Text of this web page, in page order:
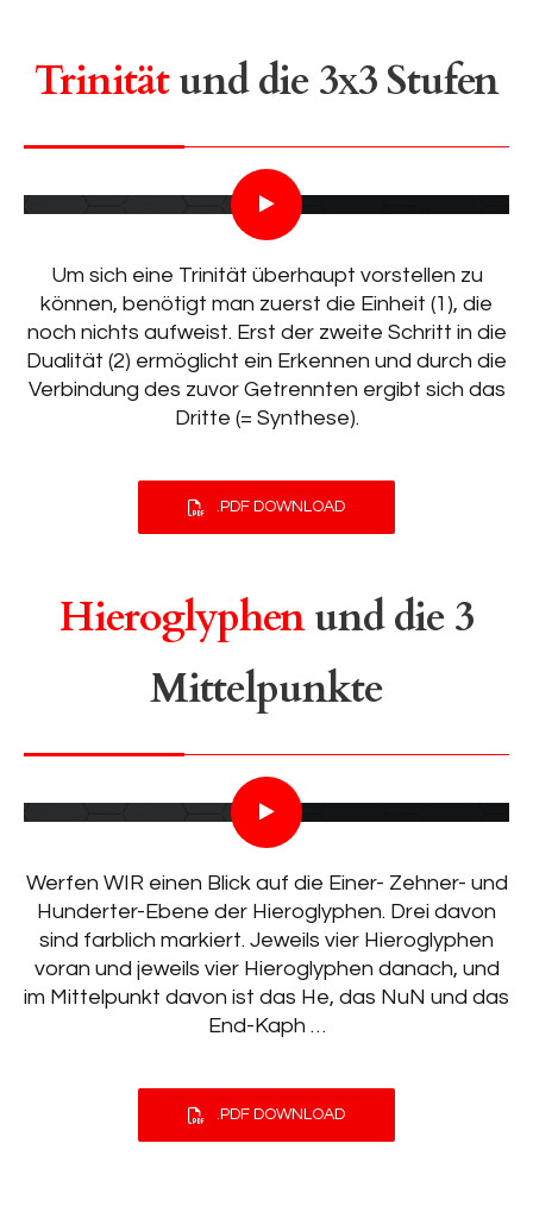
Trinitätund die 3x3 Stufen
Um sich eine Trinität überhaupt vorstellen zu
können, benötigt man zuerst die Einheit (1), die
noch nichts aufweist. Erst der zweite Schritt in die
Dualität (2) ermöglicht ein Erkennen und durch die
Verbindung des zuvor Getrennten ergibt sich das
Dritte (= Synthese).
.PDF DOWNLOAD
Hieroglyphenund die 3
Mittelpunkte
Werfen WIR einen Blick auf die Einer- Zehner- und
Hunderter-Ebene der Hieroglyphen. Drei davon
sind farblich markiert. Jeweils vier Hieroglyphen
voran und jeweils vier Hieroglyphen danach, und
im Mittelpunkt davon ist das He, das NuN und das
End-Kaph …
.PDF DOWNLOAD